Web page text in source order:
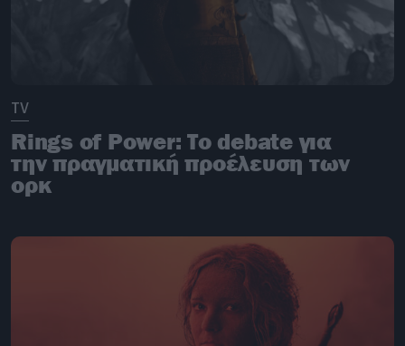
TV
Rings of Power: Το debate για
την πραγματική προέλευση των
ορκ